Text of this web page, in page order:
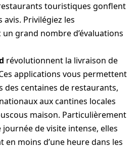
touristiques gonflent
Privilégiez les
grand nombre d’évaluations
révolutionnent la livraison de
applications vous permettent
des centaines de restaurants,
aux cantines locales
maison. Particulièrement
de visite intense, elles
moins d’une heure dans les